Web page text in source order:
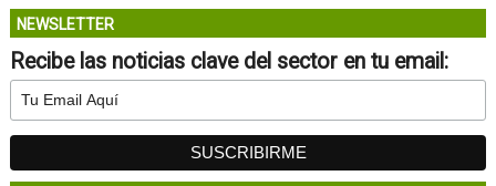
NEWSLETTER
Recibe las noticias clave del sector en tu email: